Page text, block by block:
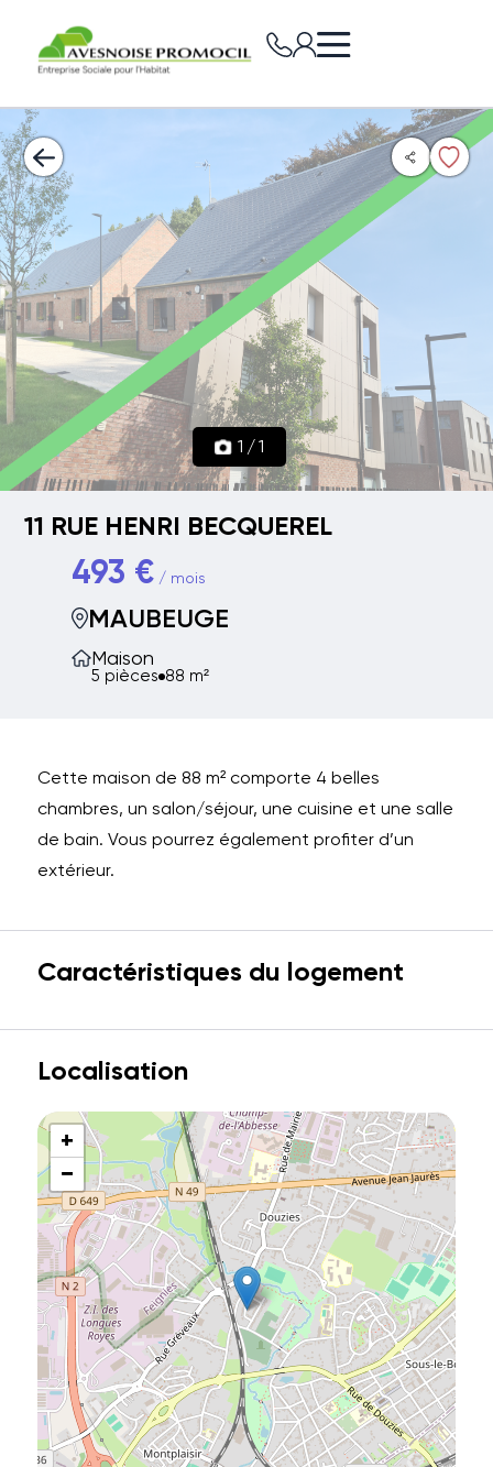
1 /1
11 RUE HENRI BECQUEREL
493 €/ mois
MAUBEUGE
Maison
5 pièces 88 m²
Cette maison de 88 m² comporte 4 belles
chambres, un salon/séjour, une cuisine et une salle
de bain. Vous pourrez également profiter d’un
extérieur.
Caractéristiques du logement
Localisation
+
−